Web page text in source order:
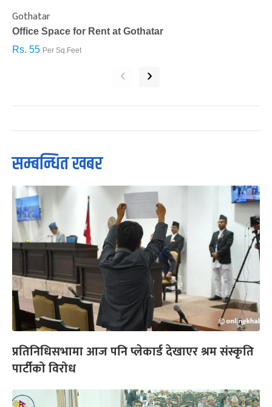
Gothatar
Office Space for Rent at Gothatar
Rs. 55 Per Sq.Feet
‹ ›
सम्बन्धित खबर
प्रतिनिधिसभामा आज पनि प्लेकार्ड देखाएर श्रम संस्कृति
पार्टीको विरोध